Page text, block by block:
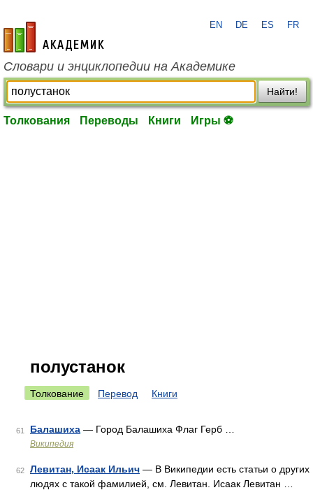
academic.ru
EN DE ES FR
Словари и энциклопедии на Академике
Найти!
Толкования Переводы Книги Игры ⚽
полустанок
Толкование Перевод Книги
61 Балашиха — Город Балашиха Флаг Герб …
Википедия
62 Левитан, Исаак Ильич — В Википедии есть статьи о других
людях с такой фамилией, см. Левитан. Исаак Левитан …